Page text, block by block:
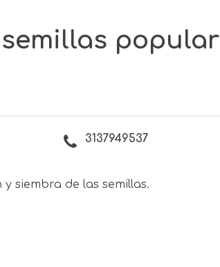
popular
3137949537
siembra de las semillas.